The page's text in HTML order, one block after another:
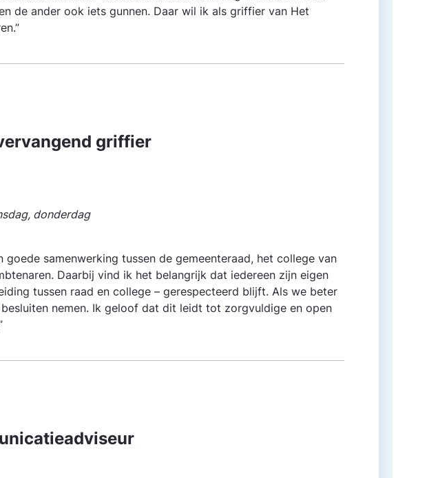
de ander ook iets gunnen. Daar wil ik als griffier van Het
griffier
donderdag
samenwerking tussen de gemeente­raad, het college van
Daarbij vind ik het belangrijk dat iedereen zijn eigen
tussen raad en college – gerespecteerd blijft. Als we beter
nemen. Ik geloof dat dit leidt tot zorgvuldige en open